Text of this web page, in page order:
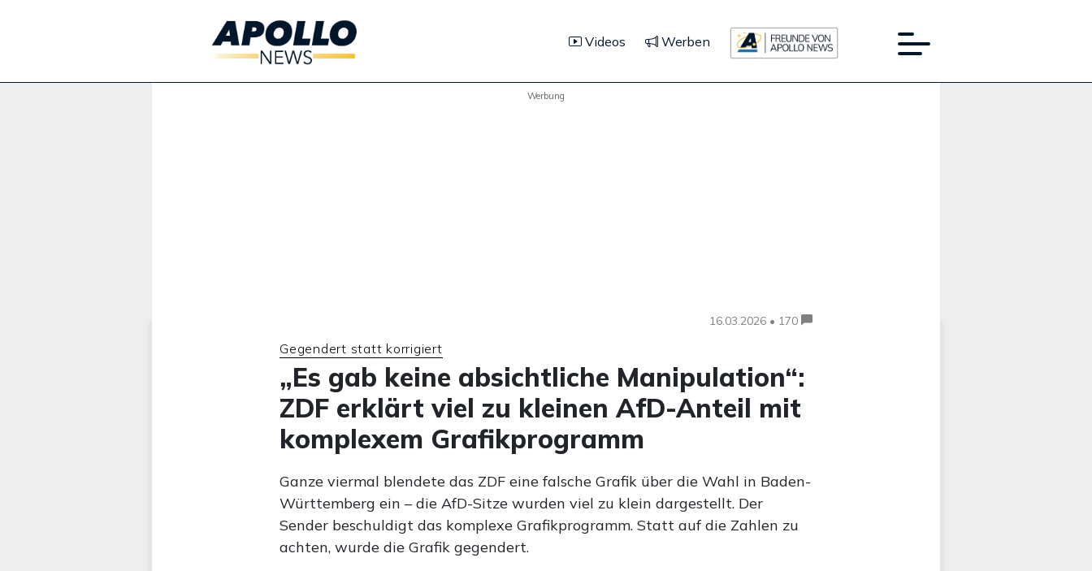
Videos Werben
Werbung
16.03.2026 • 170
Gegendert statt korrigiert
„Es gab keine absichtliche Manipulation“:
ZDF erklärt viel zu kleinen AfD-Anteil mit
komplexem Grafikprogramm
Ganze viermal blendete das ZDF eine falsche Grafik über die Wahl in Baden-
Württemberg ein – die AfD-Sitze wurden viel zu klein dargestellt. Der
Sender beschuldigt das komplexe Grafikprogramm. Statt auf die Zahlen zu
achten, wurde die Grafik gegendert.